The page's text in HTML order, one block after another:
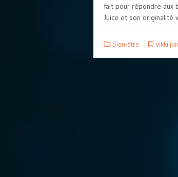
fait pour répondre aux
Juice et son originalité
Bien-être vikki